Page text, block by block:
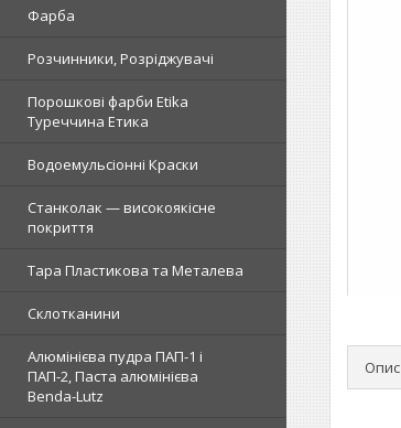
Фарба
Розчинники, Розріджувачі
Порошкові фарби Etika
Туреччина Етика
Водоемульсіонні Краски
Станколак — високоякісне
покриття
Тара Пластикова та Металева
Склотканини
Алюмінієва пудра ПАП-1 і
ПАП-2, Паста алюмінієва
Benda-Lutz
Опис